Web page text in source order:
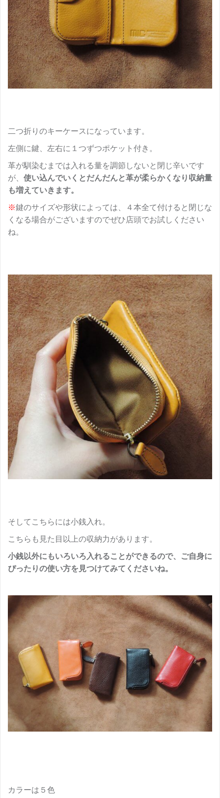
二つ折りのキーケースになっています。
左側に鍵、左右に１つずつポケット付き。
革が馴染むまでは入れる量を調節しないと閉じ辛いです
が、 使い込んでいくとだんだんと革が柔らかくなり収納量
も増えていきます。
※鍵のサイズや形状によっては、４本全て付けると閉じな
くなる場合がございますのでぜひ店頭でお試しください
ね。
そしてこちらには小銭入れ。
こちらも見た目以上の収納力があります。
小銭以外にもいろいろ入れることができるので、ご自身に
ぴったりの使い方を見つけてみてくださいね。
カラーは５色